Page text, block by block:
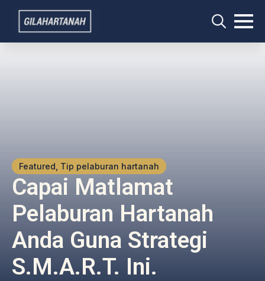
Search
Featured, Tip pelaburan hartanah
Capai Matlamat
Pelaburan Hartanah
Anda Guna Strategi
S.M.A.R.T. Ini.